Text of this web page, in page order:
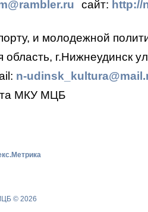
сайт: http://
и молодежной
г.Нижнеудинск
n-
МКУ МЦБ
© 2026